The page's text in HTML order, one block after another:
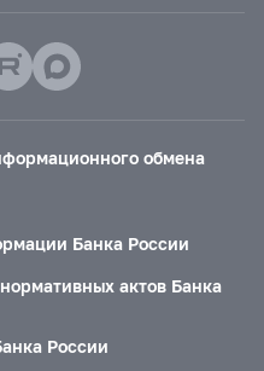
обмена
Банка России
актов Банка
России